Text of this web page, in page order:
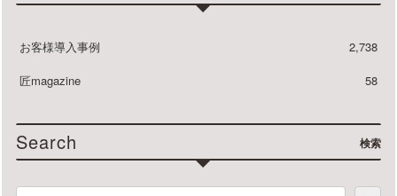
お客様導入事例
2,738
匠magazine
58
Search 検索